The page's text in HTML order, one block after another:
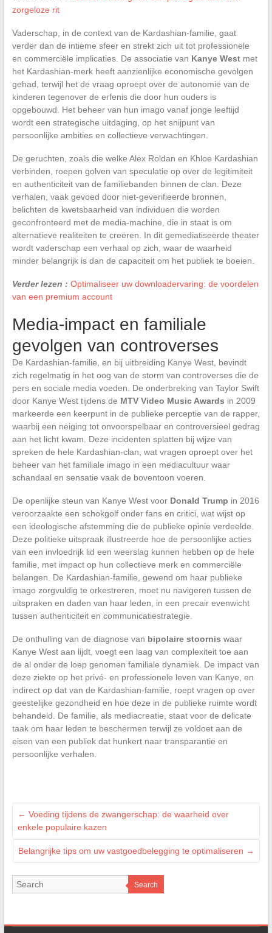
zorgeloze rit
Vaderschap, in de context van de Kardashian-familie, gaat
verder dan de intieme sfeer en strekt zich uit tot professionele
en commerciële implicaties. De associatie van Kanye Westmet
het Kardashian-merk heeft aanzienlijke economische gevolgen
gehad, terwijl het de vraag oproept over de autonomie van de
kinderen tegenover de erfenis die door hun ouders is
opgebouwd. Het beheer van hun imago vanaf jonge leeftijd
wordt een strategische uitdaging, op het snijpunt van
persoonlijke ambities en collectieve verwachtingen.
De geruchten, zoals die welke Alex Roldan en Khloe Kardashian
verbinden, roepen golven van speculatie op over de legitimiteit
en authenticiteit van de familiebanden binnen de clan. Deze
verhalen, vaak gevoed door niet-geverifieerde bronnen,
belichten de kwetsbaarheid van individuen die worden
geconfronteerd met de media-machine, die in staat is om
alternatieve realiteiten te creëren. In dit gemediatiseerde theater
wordt vaderschap een verhaal op zich, waar de waarheid
minder belangrijk is dan de capaciteit om het publiek te boeien.
Verder lezen : Optimaliseer uw downloadervaring: de voordelen
van een premium account
Media-impact en familiale
gevolgen van controverses
De Kardashian-familie, en bij uitbreiding Kanye West, bevindt
zich regelmatig in het oog van de storm van controverses die de
pers en sociale media voeden. De onderbreking van Taylor Swift
door Kanye West tijdens de MTV Video Music Awards in 2009
markeerde een keerpunt in de publieke perceptie van de rapper,
waarbij een neiging tot onvoorspelbaar en controversieel gedrag
aan het licht kwam. Deze incidenten splatten bij wijze van
spreken de hele Kardashian-clan, wat vragen oproept over het
beheer van het familiale imago in een mediacultuur waar
schandaal en sensatie vaak de boventoon voeren.
De openlijke steun van Kanye West voor Donald Trump in 2016
veroorzaakte een schokgolf onder fans en critici, wat wijst op
een ideologische afstemming die de publieke opinie verdeelde.
Deze politieke uitspraak illustreerde hoe de persoonlijke acties
van een invloedrijk lid een weerslag kunnen hebben op de hele
familie, met impact op hun collectieve merk en commerciële
belangen. De Kardashian-familie, gewend om haar publieke
imago zorgvuldig te orkestreren, moet nu navigeren tussen de
uitspraken en daden van haar leden, in een precair evenwicht
tussen authenticiteit en communicatiestrategie.
De onthulling van de diagnose van bipolaire stoornis waar
Kanye West aan lijdt, voegt een laag van complexiteit toe aan
de al onder de loep genomen familiale dynamiek. De impact van
deze ziekte op het privé- en professionele leven van Kanye, en
indirect op dat van de Kardashian-familie, roept vragen op over
geestelijke gezondheid en hoe deze in de publieke ruimte wordt
behandeld. De familie, als mediacreatie, staat voor de delicate
taak om haar leden te beschermen terwijl ze voldoet aan de
eisen van een publiek dat hunkert naar transparantie en
persoonlijke verhalen.
← Voeding tijdens de zwangerschap: de waarheid over
enkele populaire kazen
Belangrijke tips om uw vastgoedbelegging te optimaliseren →
Search